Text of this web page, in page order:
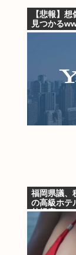
【悲報】
見つかる
福岡県議、
の高級ホテ
外視察」と